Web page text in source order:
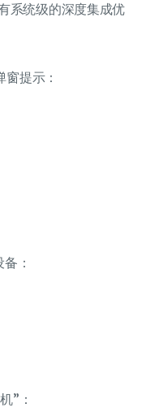
系统级的深度集成优
提示：
：
”：